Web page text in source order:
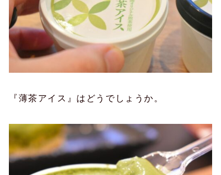
『薄茶アイス』はどうでしょうか。